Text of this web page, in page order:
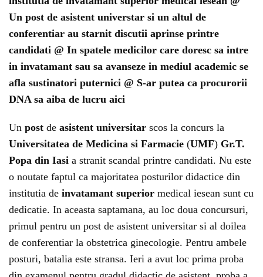
Un post de asistent universtar si un altul de
conferentiar au starnit discutii aprinse printre
candidati @ In spatele medicilor care doresc sa intre
in invatamant sau sa avanseze in mediul academic se
afla sustinatori puternici @ S-ar putea ca procurorii
DNA sa aiba de lucru aici
Un post de asistent universitar scos la concurs la
Universitatea de Medicina si Farmacie (UMF) Gr.T.
Popa din Iasi a stranit scandal printre candidati. Nu este
o noutate faptul ca majoritatea posturilor didactice din
institutia de invatamant superior medical iesean sunt cu
dedicatie. In aceasta saptamana, au loc doua concursuri,
primul pentru un post de asistent universitar si al doilea
de conferentiar la obstetrica ginecologie. Pentru ambele
posturi, batalia este stransa. Ieri a avut loc prima proba